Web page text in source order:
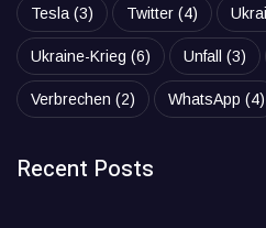
Tesla (3) Twitter (4)
Ukraine-Krieg (6) Unfall (3)
Verbrechen (2) WhatsApp (4)
Recent Posts